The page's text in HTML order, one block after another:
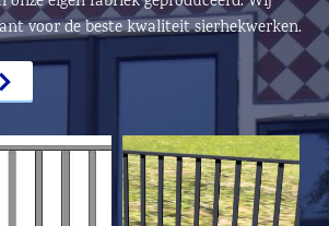
voor de beste kwaliteit sierhekwerken.